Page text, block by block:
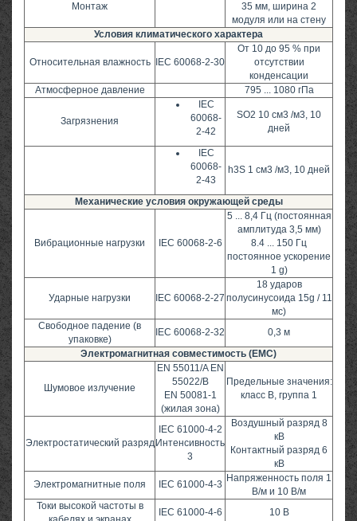
Монтаж
35 мм, ширина 2
модуля или на стену
Условия климатического характера
Относительная влажность IEC 60068-2-30
От 10 до 95 % при
отсутствии
конденсации
Атмосферное давление
795 ... 1080 гПа
Загрязнения
IEC
60068-
2-42
SO2 10 см3 /м3, 10
дней
IEC
60068-
2-43
h3S 1 см3 /м3, 10 дней
Механические условия окружающей среды
Вибрационные нагрузки IEC 60068-2-6
5 ... 8,4 Гц (постоянная
амплитуда 3,5 мм)
8.4 ... 150 Гц
постоянное ускорение
1 g)
Ударные нагрузки IEC 60068-2-27
18 ударов
полусинусоида 15g / 11
мс)
Свободное падение (в
упаковке)
IEC 60068-2-32
0,3 м
Электромагнитная совместимость (EMC)
Шумовое излучение
EN 55011/A EN
55022/B
EN 50081-1
(жилая зона)
Предельные значения:
класс B, группа 1
Электростатический разряд
IEC 61000-4-2
Интенсивность
3
Воздушный разряд 8
кВ
Контактный разряд 6
кВ
Электромагнитные поля
IEC 61000-4-3
Напряженность поля 1
В/м и 10 В/м
Токи высокой частоты в
IEC 61000-4-6 10 В